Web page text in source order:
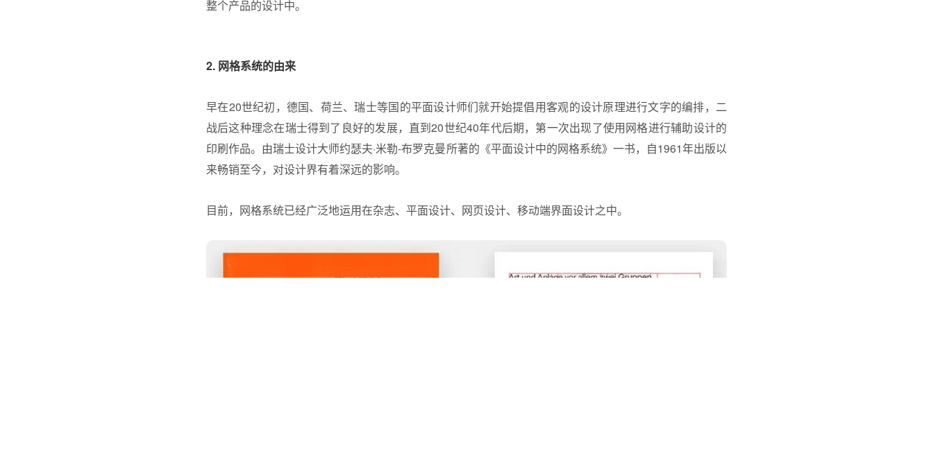
整个产品的设计中。
2. 网格系统的由来
早在20世纪初，德国、荷兰、瑞士等国的平面设计师们就开始提倡用客观的设计原理进行文字的编排，二
战后这种理念在瑞士得到了良好的发展，直到20世纪40年代后期，第一次出现了使用网格进行辅助设计的
印刷作品。由瑞士设计大师约瑟夫·米勒-布罗克曼所著的《平面设计中的网格系统》一书，自1961年出版以
来畅销至今，对设计界有着深远的影响。
目前，网格系统已经广泛地运用在杂志、平面设计、网页设计、移动端界面设计之中。